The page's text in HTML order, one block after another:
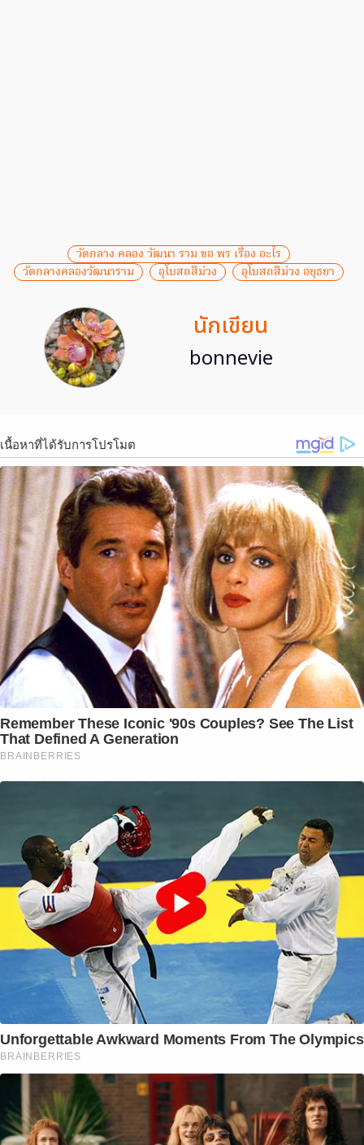
วัดกลาง คลอง วัฒนา ราม ขอ พร เรื่อง อะไร
วัดกลางคลองวัฒนาราม
อุโบสถสีม่วง อุโบสถสีม่วง อยุธยา
นักเขียน
bonnevie
เนื้อหาที่ได้รับการโปรโมต
Remember These Iconic '90s Couples? See The List
That Defined A Generation
BRAINBERRIES
Unforgettable Awkward Moments From The Olympics
BRAINBERRIES